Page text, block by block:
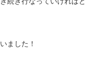
ました！